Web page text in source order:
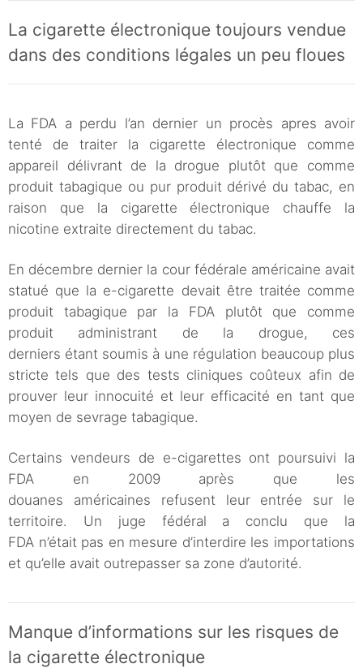
La cigarette électronique toujours vendue
dans des conditions légales un peu floues
La FDA a perdu l’an dernier un procès apres avoir
tenté de traiter la cigarette électronique comme
appareil délivrant de la drogue plutôt que comme
produit tabagique ou pur produit dérivé du tabac, en
raison que la cigarette électronique chauffe la
nicotine extraite directement du tabac.
En décembre dernier la cour fédérale américaine avait
statué que la e-cigarette devait être traitée comme
produit tabagique par la FDA plutôt que comme
produit administrant de la drogue, ces
derniers étant soumis à une régulation beaucoup plus
stricte tels que des tests cliniques coûteux afin de
prouver leur innocuité et leur efficacité en tant que
moyen de sevrage tabagique.
Certains vendeurs de e-cigarettes ont poursuivi la
FDA en 2009 après que les
douanes américaines refusent leur entrée sur le
territoire. Un juge fédéral a conclu que la
FDA n’était pas en mesure d’interdire les importations
et qu’elle avait outrepasser sa zone d’autorité.
Manque d’informations sur les risques de
la cigarette électronique